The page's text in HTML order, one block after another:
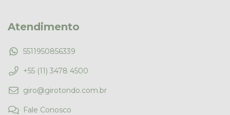
Atendimento
5511950856339
+55 (11) 3478 4500
giro@girotondo.com.br
Fale Conosco